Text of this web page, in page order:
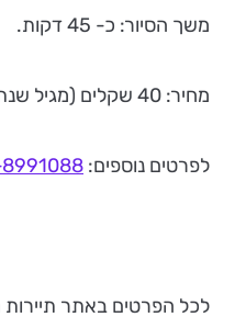
משך הסיור: כ- 45 דקות.
מחיר: 40 שקלים (מגיל שנתיים).
לפרטים נוספים:
לכל הפרטים באתר